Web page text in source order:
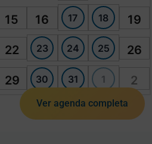
15 16 17 18 19
22 23 24 25 26
29 30 31 1 2
Ver agenda completa